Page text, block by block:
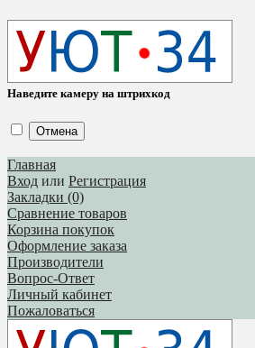
Наведите камеру на штрихкод
Отмена
Главная
Вход или Регистрация
Закладки (0)
Сравнение товаров
Корзина покупок
Оформление заказа
Производители
Вопрос-Ответ
Личный кабинет
Пожаловаться